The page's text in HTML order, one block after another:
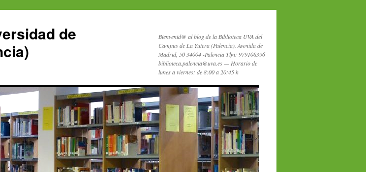
de
Bienvenid@ al blog de la Biblioteca UVA del
Campus de La Yutera (Palencia). Avenida de
Madrid, 50 34004 -Palencia Tlfn: 979108396
biblioteca.palencia@uva.es — Horario de
lunes a viernes: de 8:00 a 20:45 h